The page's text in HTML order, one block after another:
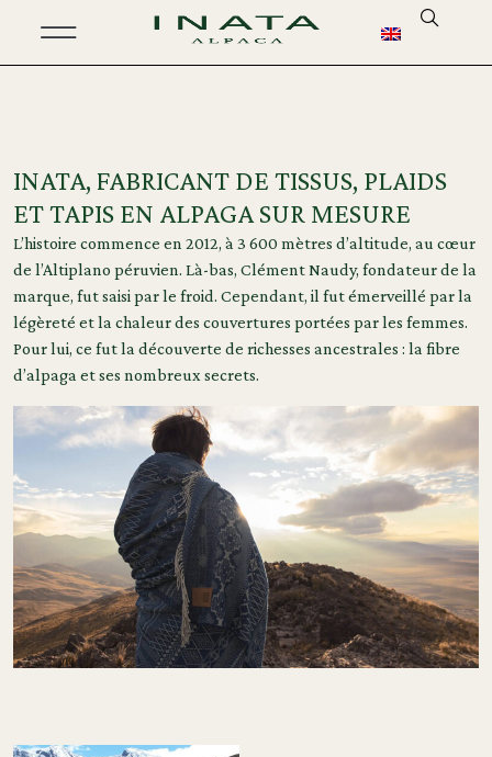
INATA, FABRICANT DE TISSUS, PLAIDS
ET TAPIS EN ALPAGA SUR MESURE
L’histoire commence en 2012, à 3 600 mètres d’altitude, au cœur
de l’Altiplano péruvien. Là-bas, Clément Naudy, fondateur de la
marque, fut saisi par le froid. Cependant, il fut émerveillé par la
légèreté et la chaleur des couvertures portées par les femmes.
Pour lui, ce fut la découverte de richesses ancestrales : la fibre
d’alpaga et ses nombreux secrets.